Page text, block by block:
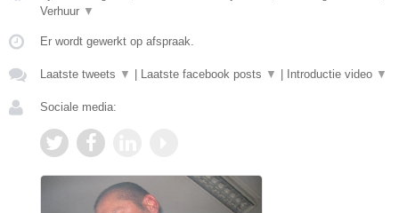
Verhuur ▼
Er wordt gewerkt op afspraak.
Laatste tweets ▼ Laatste facebook posts ▼ Introductie video ▼
Sociale media: